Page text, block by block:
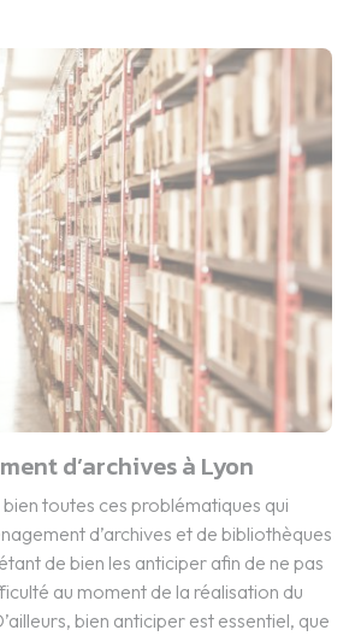
d’archives à Lyon
toutes ces problématiques qui
d’archives et de bibliothèques
de bien les anticiper afin de ne pas
au moment de la réalisation du
bien anticiper est essentiel, que